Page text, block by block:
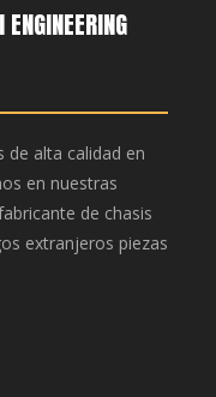
de alta calidad en
en nuestras
de chasis
extranjeros piezas